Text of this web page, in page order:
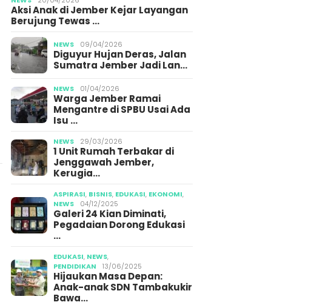
Aksi Anak di Jember Kejar Layangan
Berujung Tewas …
NEWS 09/04/2026
Diguyur Hujan Deras, Jalan
Sumatra Jember Jadi Lan…
NEWS 01/04/2026
Warga Jember Ramai
Mengantre di SPBU Usai Ada
Isu …
NEWS 29/03/2026
1 Unit Rumah Terbakar di
Jenggawah Jember,
Kerugia…
ASPIRASI, BISNIS, EDUKASI, EKONOMI,
NEWS
04/12/2025
Galeri 24 Kian Diminati,
Pegadaian Dorong Edukasi
…
EDUKASI, NEWS,
PENDIDIKAN
13/06/2025
Hijaukan Masa Depan:
Anak-anak SDN Tambakukir
Bawa…